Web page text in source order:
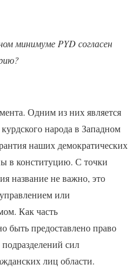
минимуме PYD согласен
Одним из них является
народа в Западном
наших демократических
в конституцию. С точки
название не важно, это
или
Как часть
быть предоставлено право
сил
лиц области.